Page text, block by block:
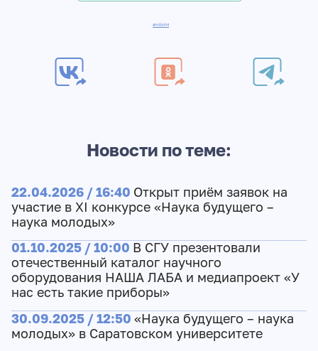
#НБНМ
Новости по теме:
22.04.2026 / 16:40 Открыт приём заявок на
участие в XI конкурсе «Наука будущего –
наука молодых»
01.10.2025 / 10:00 В СГУ презентовали
отечественный каталог научного
оборудования НАША ЛАБА и медиапроект «У
нас есть такие приборы»
30.09.2025 / 12:50 «Наука будущего – наука
молодых» в Саратовском университете